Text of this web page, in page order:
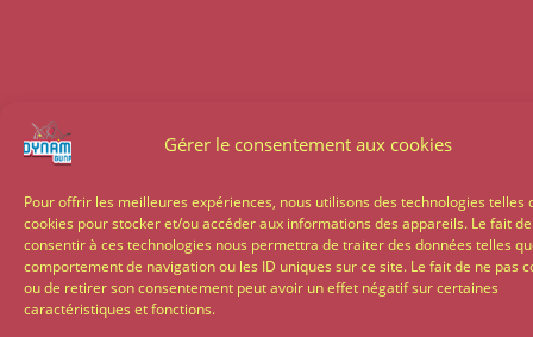
Gérer le consentement aux cookies
Pour offrir les meilleures expériences, nous utilisons des technologies telles
cookies pour stocker et/ou accéder aux informations des appareils. Le fait de
consentir à ces technologies nous permettra de traiter des données telles
comportement de navigation ou les ID uniques sur ce site. Le fait de ne pas
ou de retirer son consentement peut avoir un effet négatif sur certaines
caractéristiques et fonctions.